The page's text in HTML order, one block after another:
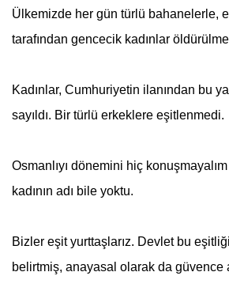
Ülkemizde her gün türlü bahanelerle,
tarafından gencecik kadınlar
Kadınlar, Cumhuriyetin ilanından bu
sayıldı. Bir türlü erkeklere eşitlenmedi.
Osmanlıyı dönemini hiç
kadının adı bile yoktu.
Bizler eşit yurttaşlarız. Devlet bu
belirtmiş, anayasal olarak da güvence